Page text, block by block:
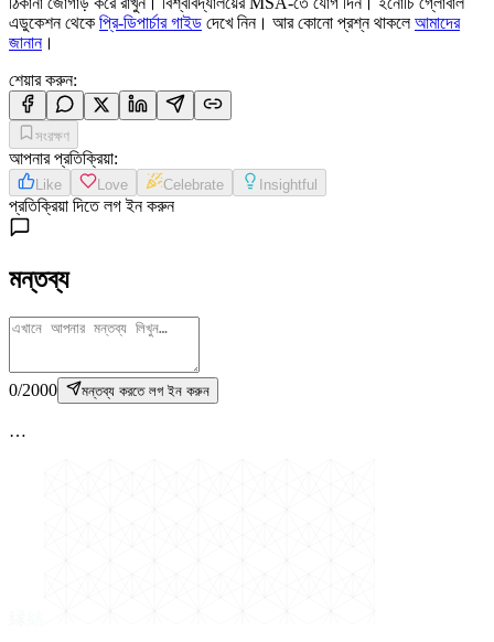
এডুকেশন থেকে প্রি-ডিপার্চার গাইড দেখে নিন। আর কোনো প্রশ্ন থাকলেআমাদের
জানান।
শেয়ার করুন:
সংরক্ষণ
আপনার প্রতিক্রিয়া:
Like Love Celebrate Insightful
প্রতিক্রিয়া দিতে লগ ইন করুন
মন্তব্য
0/2000 মন্তব্য করতে লগ ইন করুন
…